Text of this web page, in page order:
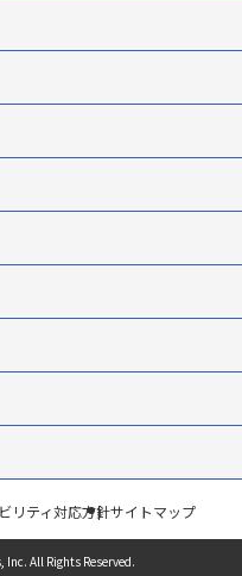
リティ対応方針サイトマップ
Inc. All Rights Reserved.